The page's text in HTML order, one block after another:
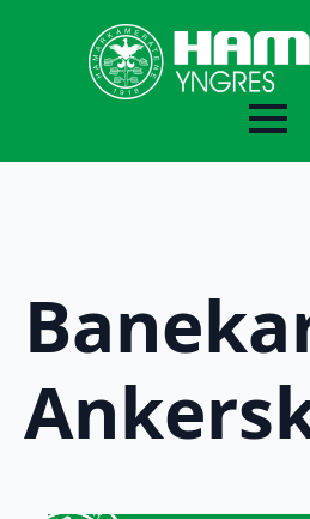
For deltakere og foreldre